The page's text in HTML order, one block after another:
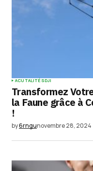
Enregistrer
ACUTALITÉSDJI
Transformez
la Faune grâce à
!
by6rngunovembre 28, 2024